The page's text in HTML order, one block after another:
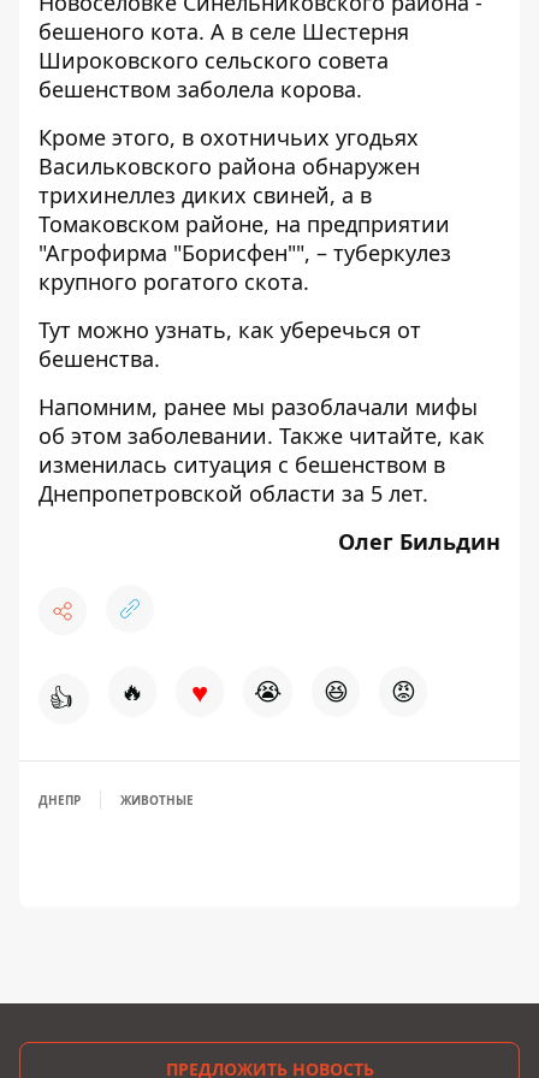
бешеного кота. А в селе Шестерня
Широковского сельского совета
бешенством заболела корова.
Кроме этого, в охотничьих угодьях
Васильковского района обнаружен
трихинеллез диких свиней, а в
Томаковском районе, на предприятии
"Агрофирма "Борисфен"", – туберкулез
крупного рогатого скота.
Тут можно узнать, как уберечься от
бешенства.
Напомним, ранее мы разоблачали мифы
об этом заболевании. Также читайте, как
изменилась ситуация с бешенством в
Днепропетровской области за 5 лет.
Олег Бильдин
👍 🔥 ♥ 😭 😆 😡
ДНЕПР ЖИВОТНЫЕ
ПРЕДЛОЖИТЬ НОВОСТЬ